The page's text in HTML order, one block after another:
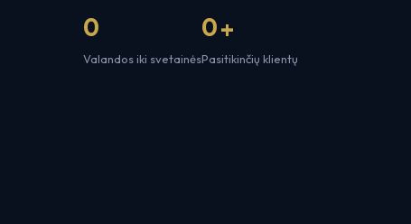
0
Valandos iki svetainės
0
Pasitikinčių klientų